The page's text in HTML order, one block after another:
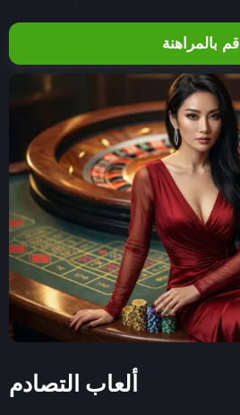
قم بالمراهنة
ألعاب التصادم